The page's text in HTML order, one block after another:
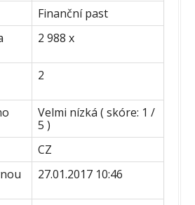
Finanční past
2 988 x
2
Velmi nízká ( skóre: 1 /
5 )
CZ
27.01.2017 10:46